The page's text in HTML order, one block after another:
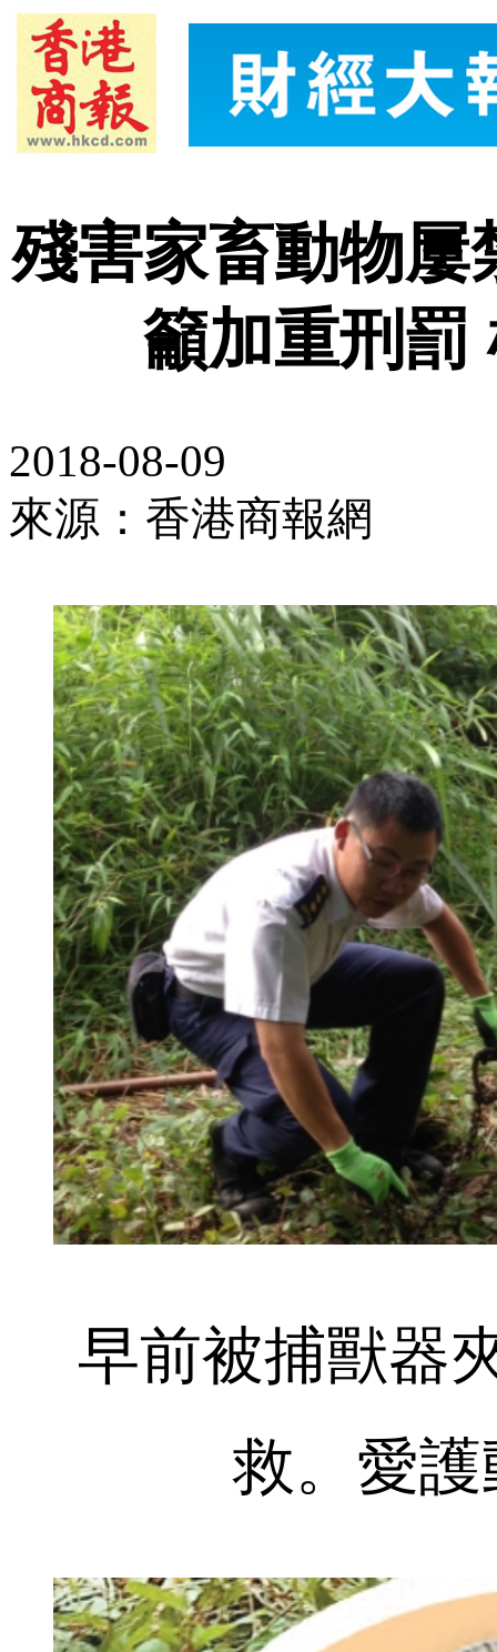
殘害家畜動物屢
籲加重刑罰
2018-08-09
來源：香港商報網
早前被捕獸器
救。愛